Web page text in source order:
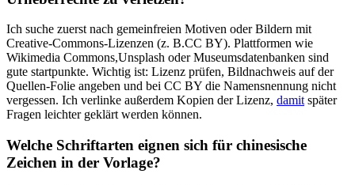
Ich suche zuerst nach gemeinfreien ‍Motiven oder Bildern mit
Creative-Commons-Lizenzen (z. B.CC BY). Plattformen wie
⁢Wikimedia Commons,Unsplash oder⁣ Museumsdatenbanken sind
gute startpunkte. ⁤Wichtig ist: ⁢Lizenz prüfen, Bildnachweis‌ auf der
Quellen-Folie angeben und bei‌ CC BY die Namensnennung‌ nicht
vergessen. Ich verlinke ‍außerdem Kopien der Lizenz, damit ‍später
Fragen leichter geklärt werden können.
Welche Schriftarten ⁣eignen sich für chinesische ​
Zeichen in der Vorlage?